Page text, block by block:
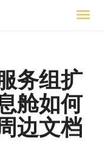
切
务组扩
舱如何
边文档